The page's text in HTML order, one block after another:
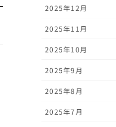
2025年12月
2025年11月
2025年10月
2025年9月
2025年8月
2025年7月